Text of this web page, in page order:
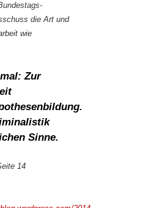
die Art und
wie
Zur
Sinne.
14